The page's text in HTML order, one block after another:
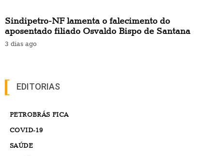
Sindipetro-NF lamenta o falecimento do
aposentado filiado Osvaldo Bispo de Santana
3 dias ago
EDITORIAS
PETROBRÁS FICA
COVID-19
SAÚDE